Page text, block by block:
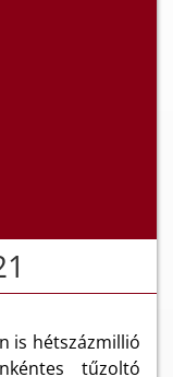
is hétszázmillió
tűzoltó